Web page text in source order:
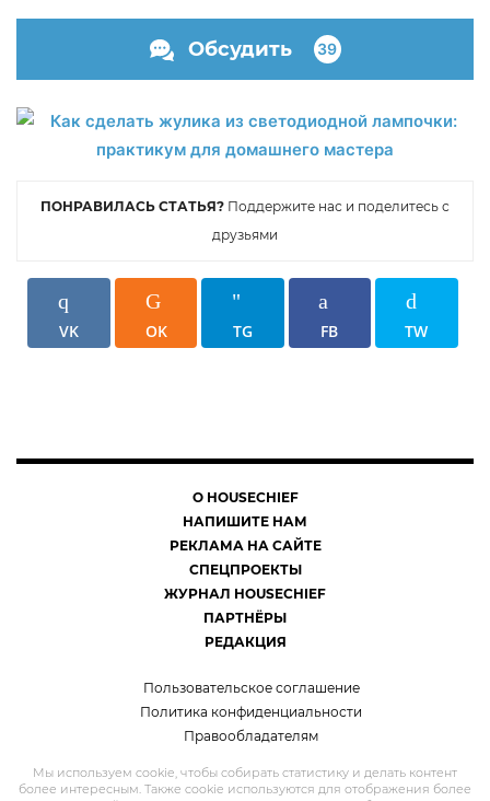
Обсудить 39
ПОНРАВИЛАСЬ СТАТЬЯ? Поддержите нас и поделитесь с
друзьями
VK OK TG FB TW
О HOUSECHIEF
НАПИШИТЕ НАМ
РЕКЛАМА НА САЙТЕ
СПЕЦПРОЕКТЫ
ЖУРНАЛ HOUSECHIEF
ПАРТНЁРЫ
РЕДАКЦИЯ
Пользовательское соглашение
Политика конфиденциальности
Правообладателям
Мы используем cookie, чтобы собирать статистику и делать контент
более интересным. Также cookie используются для отображения более